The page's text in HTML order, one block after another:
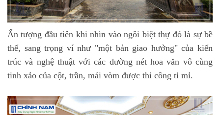
Ấn tượng đầu tiên khi nhìn vào ngôi biệt thự đó là sự bề
thế, sang trọng ví như "một bản giao hưởng" của kiến
trúc và nghệ thuật với các đường nét hoa văn vô cùng
tinh xảo của cột, trần, mái vòm được thi công tỉ mỉ.